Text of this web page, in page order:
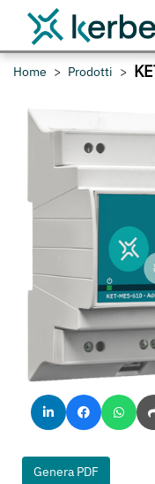
Home Prodotti
Genera PDF